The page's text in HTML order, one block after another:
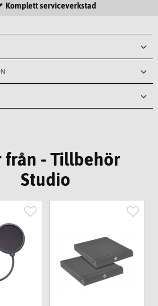
Komplett serviceverkstad
från - Tillbehör
Studio